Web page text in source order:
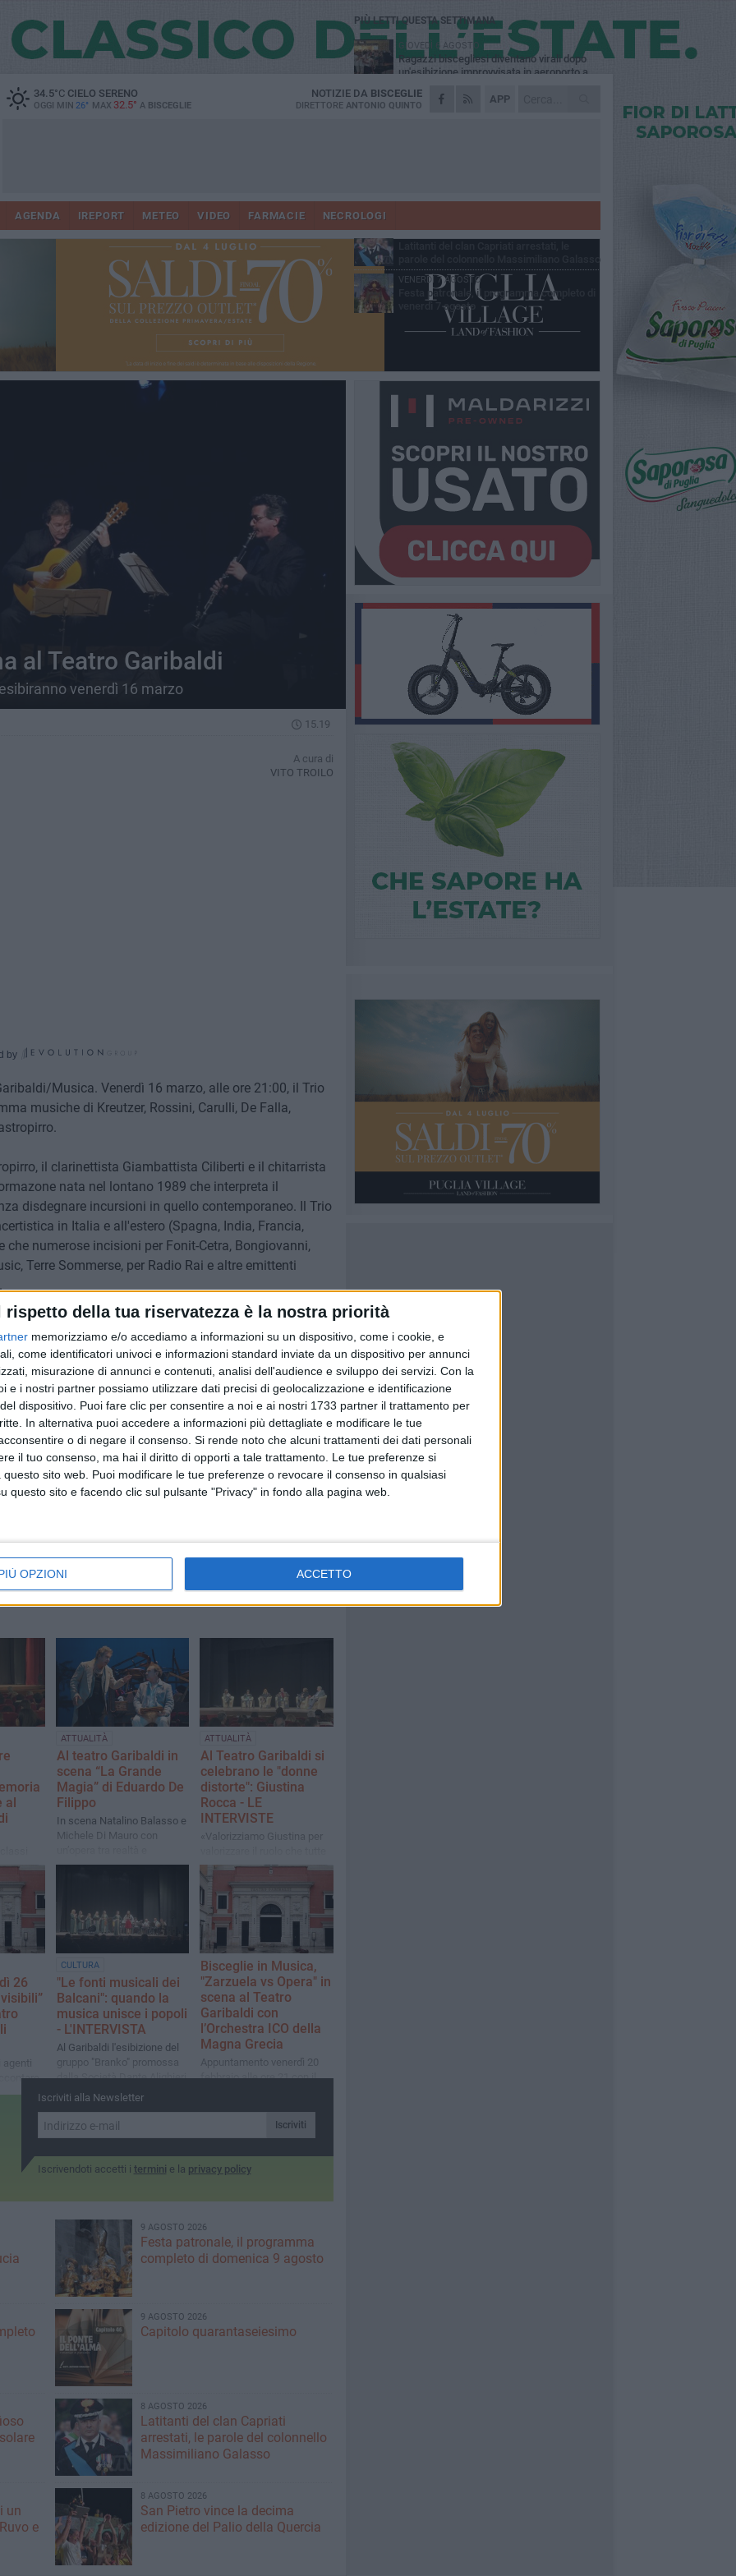
rispetto della tua riservatezza è la nostra priorità
memorizziamo e/o accediamo a informazioni su un dispositivo, come i cookie, e
come identificatori univoci e informazioni standard inviate da un dispositivo per annunci
misurazione di annunci e contenuti, analisi dell'audience e sviluppo dei servizi. Con la
e i nostri partner possiamo utilizzare dati precisi di geolocalizzazione e identificazione
dispositivo. Puoi fare clic per consentire a noi e ai nostri 1733 partner il trattamento per
In alternativa puoi accedere a informazioni più dettagliate e modificare le tue
o di negare il consenso. Si rende noto che alcuni trattamenti dei dati personali
il tuo consenso, ma hai il diritto di opporti a tale trattamento. Le tue preferenze si
sito web. Puoi modificare le tue preferenze o revocare il consenso in qualsiasi
questo sito e facendo clic sul pulsante "Privacy" in fondo alla pagina web.
OPZIONI ACCETTO
34.5°CCIELO SERENO
OGGI MIN 26° MAX 32.5° A BISCEGLIE
APP
NOTIZIE DA BISCEGLIE
DIRETTORE ANTONIO QUINTO
AGENDA IREPORT METEO VIDEO FARMACIE NECROLOGI
al Teatro Garibaldi
venerdì 16 marzo
15.19
A cura di
VITO TROILO
by
Musica. Venerdì 16 marzo, alle ore 21:00, il Trio
musiche di Kreutzer, Rossini, Carulli, De Falla,
il clarinettista Giambattista Ciliberti e il chitarrista
nata nel lontano 1989 che interpreta il
disdegnare incursioni in quello contemporaneo. Il Trio
in Italia e all'estero (Spagna, India, Francia,
che numerose incisioni per Fonit-Cetra, Bongiovanni,
Terre Sommerse, per Radio Rai e altre emittenti
acquistabili tutti i pomeriggi dalle 18:00 alle 20:00 ed
alle 13:00. Vendita online attraverso il circuito
a disposizione la mail
telefonici 080.3957803 – 371.1189956.
CLASSICA
9 AGOSTO 2026
Incendio in un appartamento di
viale Calace, evacuate due
in
e il
ATTUALITÀ
Al teatro Garibaldi in
scena “La Grande
Magia” di Eduardo De
Filippo
In scena Natalino Balasso e
Michele Di Mauro con
illusione, per riflettere sulle
contemporaneo
ATTUALITÀ
Al Teatro Garibaldi si
celebrano le "donne
distorte": Giustina
Rocca - LE
INTERVISTE
«Valorizziamo Giustina per
le donne hanno assunto
nella storia» le parole del
segretario Spi Cgil Puglia
Tassiello
26
agenti
CULTURA
"Le fonti musicali dei
Balcani": quando la
musica unisce i popoli
- L'INTERVISTA
Al Garibaldi l'esibizione del
gruppo "Branko" promossa
dalla Società Dante Alighieri
in collaborazione con
Bisceglie in Musica,
"Zarzuela vs Opera" in
scena al Teatro
Garibaldi con
l’Orchestra ICO della
Magna Grecia
Appuntamento venerdì 20
febbraio alle ore 21 con il
Alonso e Brayan Avila
Martinez
Iscriviti alla Newsletter
Iscriviti
Iscrivendoti accetti i termini e la privacy policy
9 AGOSTO 2026
Festa patronale, il programma
completo di domenica 9 agosto
9 AGOSTO 2026
Capitolo quarantaseiesimo
8 AGOSTO 2026
Latitanti del clan Capriati
arrestati, le parole del colonnello
Massimiliano Galasso
un
e
8 AGOSTO 2026
San Pietro vince la decima
edizione del Palio della Quercia
PIÙ LETTI QUESTA SETTIMANA
GIOVEDÌ 6 AGOSTO
Ragazzi biscegliesi diventano virali dopo
un'esibizione improvvisata in aeroporto a
MARTEDÌ 4 AGOSTO
Emergenza caldo, il Comune di Bisceglie
Due auto incendiate nella notte in via Dieta
SABATO 8 AGOSTO
parole del colonnello Massimiliano Galasso
VENERDÌ 7 AGOSTO
Festa patronale, il programma completo di
venerdì 7 agosto